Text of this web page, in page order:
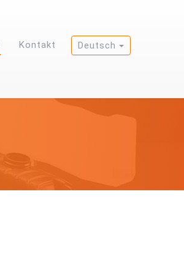
Kontakt Deutsch